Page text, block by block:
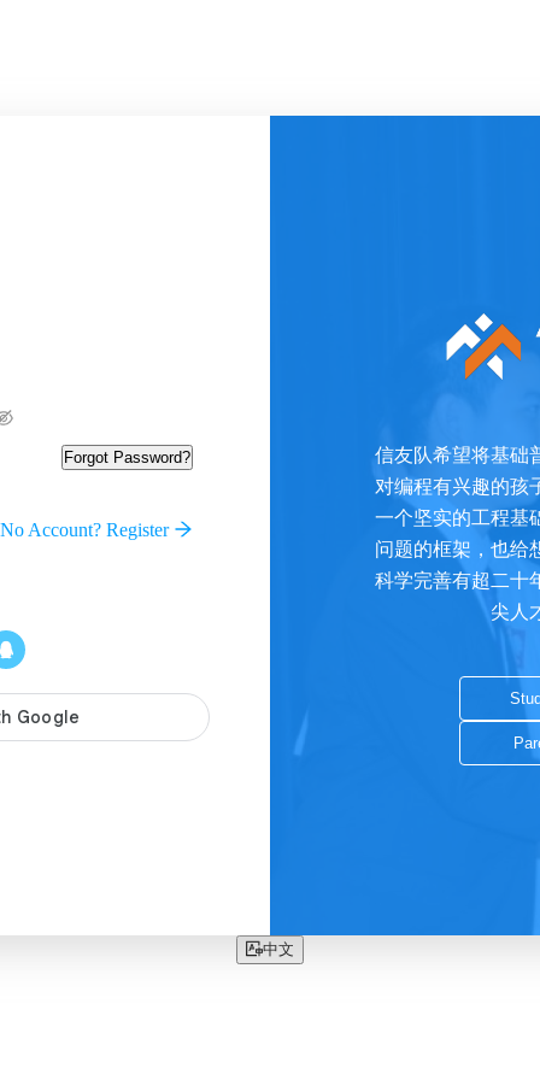
Forgot Password?
No Account? Register
信友队希望将基础
对编程有兴趣的孩
一个坚实的工程基
问题的框架，也给
科学完善有超二十
尖人
中文